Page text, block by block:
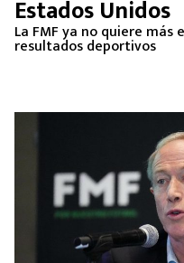
FUTBOL ESTUFA
FÓRMULA 1
Estados Unidos
La FMF ya no quiere
resultados deportivos